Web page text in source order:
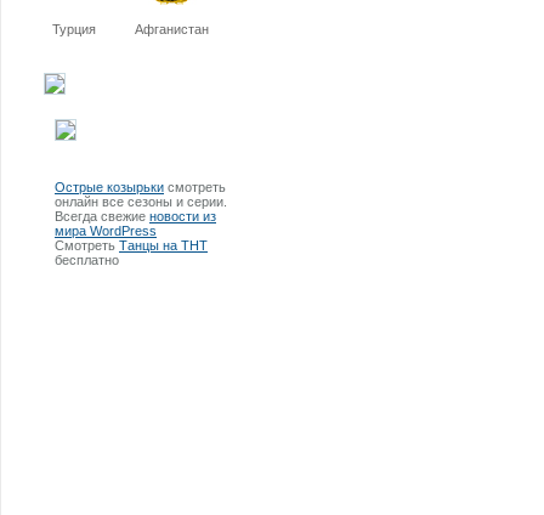
Турция Афганистан
Острые козырьки смотреть
онлайн все сезоны и серии.
Всегда свежие новости из
мира WordPress
Смотреть Танцы на ТНТ
бесплатно